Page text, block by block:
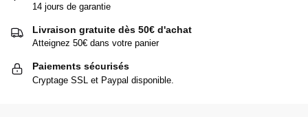
14 jours de garantie
Livraison gratuite dès 50€ d'achat
Atteignez 50€ dans votre panier
Paiements sécurisés
Cryptage SSL et Paypal disponible.